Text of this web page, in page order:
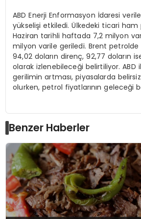
ABD Enerji Enformasyon İdaresi
yükselişi etkiledi. Ülkedeki ticari ham
Haziran tarihli haftada 7,2 milyon
milyon varile geriledi. Brent
94,02 doların direnç, 92,77 doların
olarak izlenebileceği belirtiliyor. ABD
gerilimin artması, piyasalarda
olurken, petrol fiyatlarının geleceği
Benzer Haberler